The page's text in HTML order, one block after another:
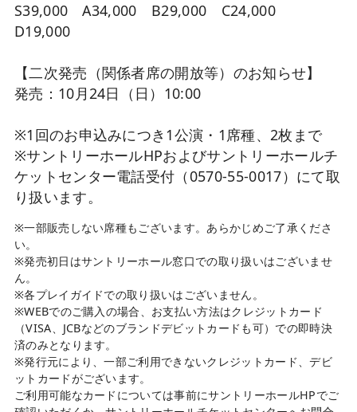
S39,000 A34,000 B29,000 C24,000
D19,000
【二次発売（関係者席の開放等）のお知らせ】
発売：10月24日（日）10:00
※1回のお申込みにつき1公演・1席種、2枚まで
※サントリーホールHPおよびサントリーホールチ
ケットセンター電話受付（0570-55-0017）にて取
り扱います。
※一部販売しない席種もございます。あらかじめご了承くださ
い。
※発売初日はサントリーホール窓口での取り扱いはございませ
ん。
※各プレイガイドでの取り扱いはございません。
※WEBでのご購入の場合、お支払い方法はクレジットカード
（VISA、JCBなどのブランドデビットカードも可）での即時決
済のみとなります。
※発行元により、一部ご利用できないクレジットカード、デビ
ットカードがございます。
ご利用可能なカードについては事前にサントリーホールHPでご